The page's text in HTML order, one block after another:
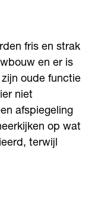
fris en strak
en er is
oude functie
niet
afspiegeling
op wat
terwijl